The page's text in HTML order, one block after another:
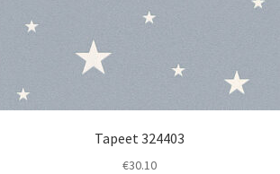
Tapeet 324403
€30.10